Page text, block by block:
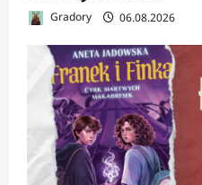
Gradory 06.08.2026